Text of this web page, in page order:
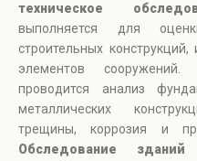
техническое
выполняется для
строительных
элементов
проводится анализ
металлических
трещины, коррозия и
Обследование